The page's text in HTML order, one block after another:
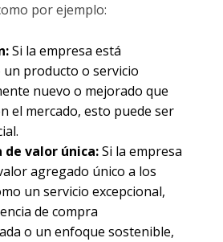
por ejemplo:
Si la empresa está
producto o servicio
nuevo o mejorado que
el mercado, esto puede ser
de valor única:Si la empresa
agregado único a los
un servicio excepcional,
de compra
o un enfoque sostenible,